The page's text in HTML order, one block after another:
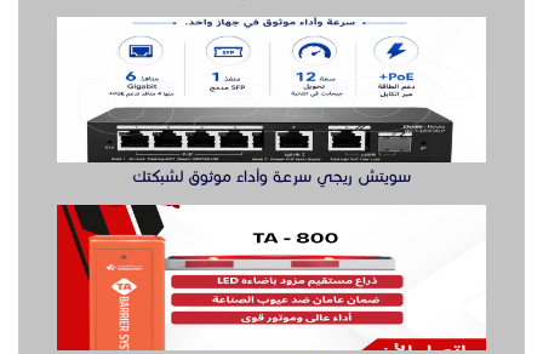
سويتش ريجي سرعة وأداء موثوق لشبكتك